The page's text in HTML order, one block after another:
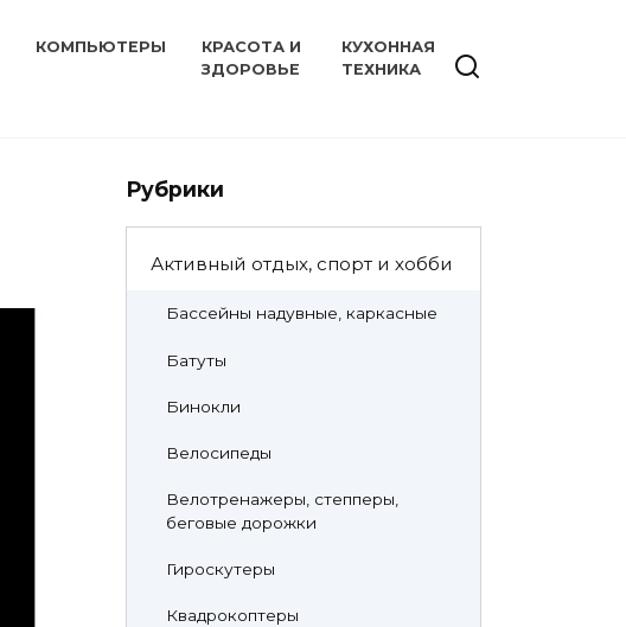
КОМПЬЮТЕРЫ
КРАСОТА И
ЗДОРОВЬЕ
КУХОННАЯ
ТЕХНИКА
Рубрики
Активный отдых, спорт и хобби
Бассейны надувные, каркасные
Батуты
Бинокли
Велосипеды
Велотренажеры, степперы,
беговые дорожки
Гироскутеры
Квадрокоптеры